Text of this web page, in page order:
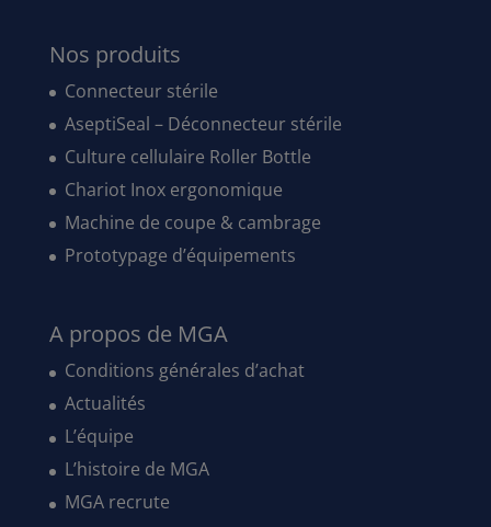
Nos produits
Connecteur stérile
AseptiSeal – Déconnecteur stérile
Culture cellulaire Roller Bottle
Chariot Inox ergonomique
Machine de coupe & cambrage
Prototypage d’équipements
A propos de MGA
Conditions générales d’achat
Actualités
L’équipe
L’histoire de MGA
MGA recrute